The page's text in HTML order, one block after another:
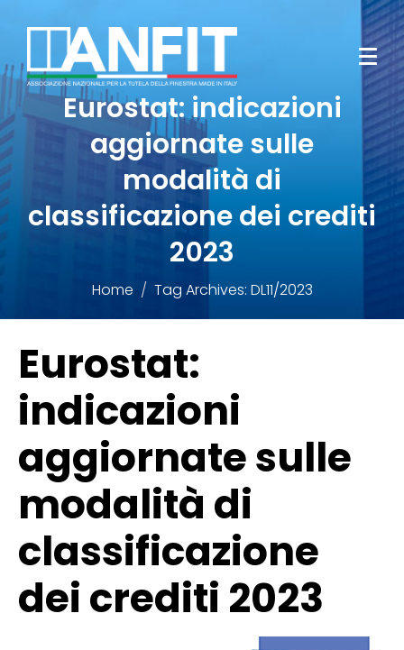
Eurostat: indicazioni
aggiornate sulle
modalità di
classificazione dei crediti
2023
Home Tag Archives: DL11/2023
Eurostat:
indicazioni
aggiornate sulle
modalità di
classificazione
dei crediti 2023